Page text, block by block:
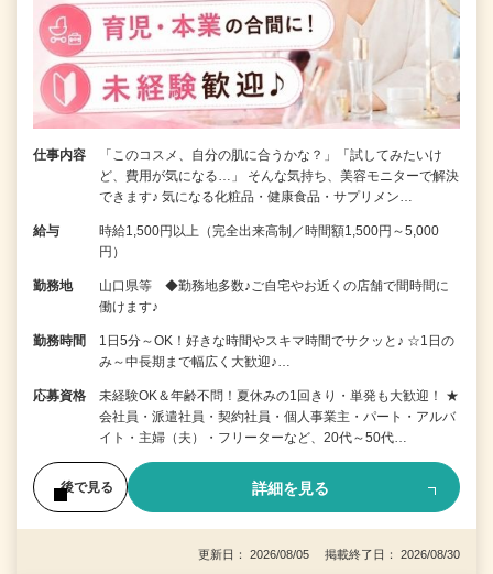
仕事内容
「このコスメ、自分の肌に合うかな？」「試してみたいけ
ど、費用が気になる…」 そんな気持ち、美容モニターで解決
できます♪ 気になる化粧品・健康食品・サプリメン…
給与
時給1,500円以上（完全出来高制／時間額1,500円～5,000
円）
勤務地
山口県等 ◆勤務地多数♪ご自宅やお近くの店舗で間時間に
働けます♪
勤務時間
1日5分～OK！好きな時間やスキマ時間でサクッと♪ ☆1日の
み～中長期まで幅広く大歓迎♪…
応募資格
未経験OK＆年齢不問！夏休みの1回きり・単発も大歓迎！ ★
会社員・派遣社員・契約社員・個人事業主・パート・アルバ
イト・主婦（夫）・フリーターなど、20代～50代…
後で見る 詳細を見る
更新日： 2026/08/05 掲載終了日： 2026/08/30